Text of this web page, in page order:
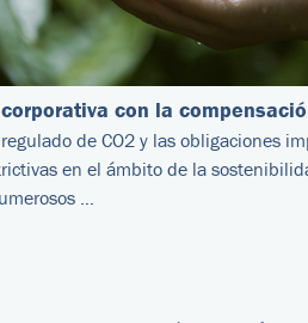
con la
de CO2 y las obligaciones
en el ámbito de la
…